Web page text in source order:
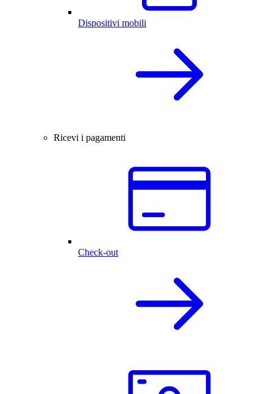
Dispositivi mobili
Ricevi i pagamenti
Check-out